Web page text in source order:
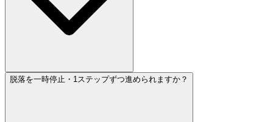
脱落を一時停止・1ステップずつ進められますか？